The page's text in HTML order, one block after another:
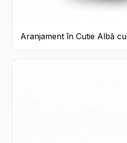
Aranjament în Cutie Albă cu
Trandafiri Roșii și Lisianthus